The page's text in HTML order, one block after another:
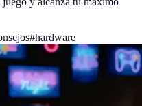
#hardware